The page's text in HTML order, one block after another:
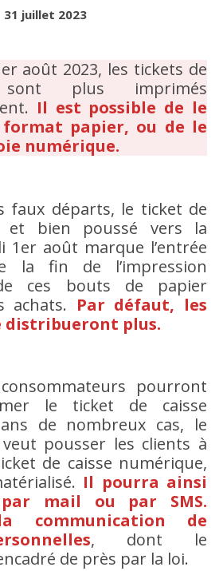
31 juillet 2023
août 2023, les tickets de
plus imprimés
Il est possible de le
papier, ou de le
numérique.
faux départs, le ticket de
et bien poussé vers la
1er août marque l’entrée
la fin de l’impression
ces bouts de papier
achats. Par défaut, les
distribueront plus.
pourront
le ticket de caisse
de nombreux cas, le
pousser les clients à
de caisse numérique,
Il pourra ainsi
mail ou par SMS.
communication de
, dont le
de près par la loi.